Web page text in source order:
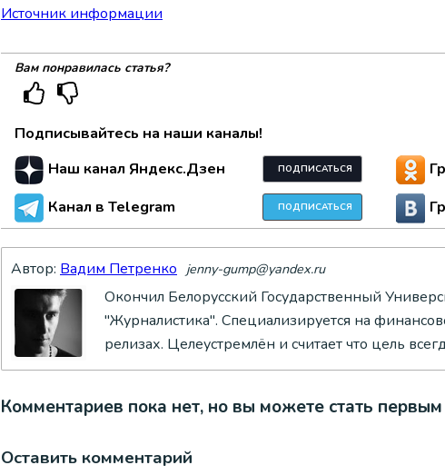
Источник информации
Вам понравилась статья?
Подписывайтесь на наши каналы!
Наш канал Яндекс.Дзен
ПОДПИСАТЬСЯ
Канал в Telegram ПОДПИСАТЬСЯ
Автор: Вадим Петренко jenny-gump@yandex.ru
Окончил Белорусский Государственный
"Журналистика". Специализируется на
релизах. Целеустремлён и считает что цель
Комментариев пока нет, но вы можете стать первым
Оставить комментарий